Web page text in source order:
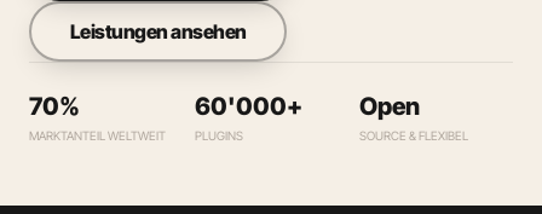
Leistungen ansehen
70%
MARKTANTEIL WELTWEIT
60'000+
PLUGINS
Open
SOURCE & FLEXIBEL